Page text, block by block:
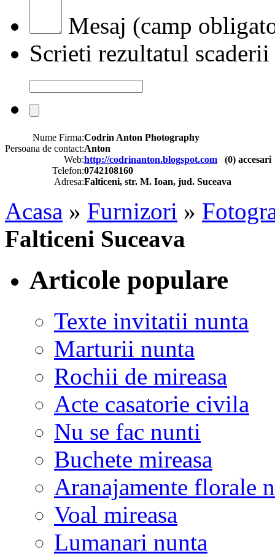
Mesaj (camp
Scrieti rezultatul scaderii
Nume Firma:Codrin Anton Photography
Persoana de contact:Anton
Web:http://codrinanton.blogspot.com (0) accesari
Telefon:0742108160
Adresa:Falticeni, str. M. Ioan, jud. Suceava
Acasa » Furnizori »
Falticeni Suceava
Articole populare
Texte invitatii nunta
Marturii nunta
Rochii de mireasa
Acte casatorie civila
Nu se fac nunti
Buchete mireasa
Aranajamente florale
Voal mireasa
Lumanari nunta